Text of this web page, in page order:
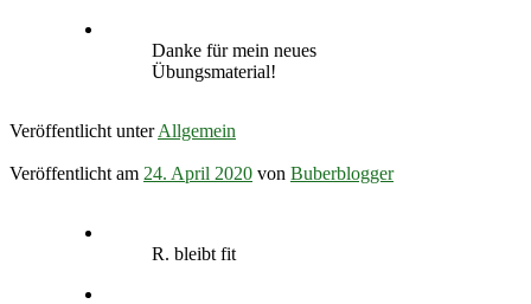
Danke für mein neues
Übungsmaterial!
Veröffentlicht unter Allgemein
Veröffentlicht am 24. April 2020 von Buberblogger
R. bleibt fit